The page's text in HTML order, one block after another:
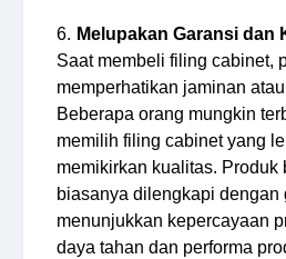
Melupakan Garansi dan
Saat membeli filing cabinet,
memperhatikan jaminan
Beberapa orang mungkin
memilih filing cabinet yang
memikirkan kualitas. Produk
biasanya dilengkapi dengan
menunjukkan kepercayaan
daya tahan dan performa